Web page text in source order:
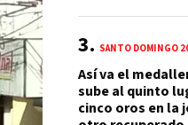
SANTO DOMINGO
Así va el
sube al quinto
cinco oros en la